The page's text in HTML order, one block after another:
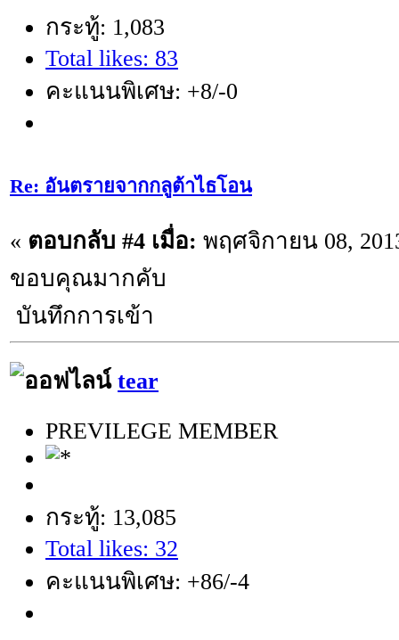
กระทู้: 1,083
Total likes: 83
คะแนนพิเศษ: +8/-0
Re: อันตรายจากกลูต้าไธโอน
« ตอบกลับ #4 เมื่อ: พฤศจิกายน 08,
ขอบคุณมากคับ
บันทึกการเข้า
tear
PREVILEGE MEMBER
กระทู้: 13,085
Total likes: 32
คะแนนพิเศษ: +86/-4